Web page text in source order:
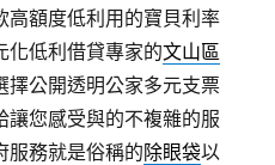
高額度低利用的寶貝利率
化低利借貸專家的文山區
擇公開透明公家多元支票
讓您感受與的不複雜的服
服務就是俗稱的除眼袋以